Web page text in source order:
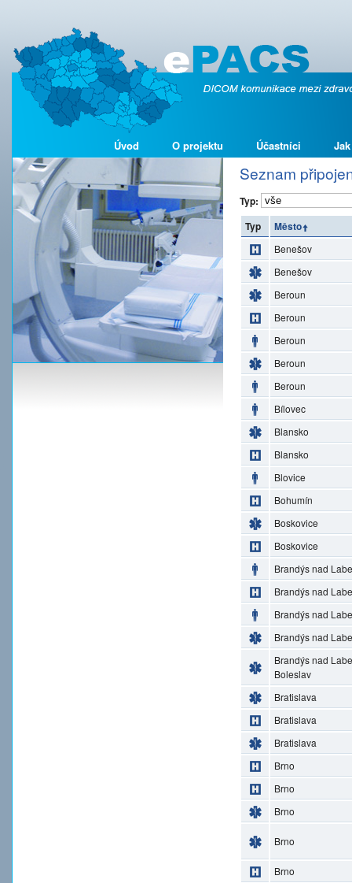
Úvod O projektu Účastníci
Seznam
Typ:
Typ
Město
Benešov
Benešov
Beroun
Beroun
Beroun
Beroun
Beroun
Bílovec
Blansko
Blansko
Blovice
Bohumín
Boskovice
Boskovice
Brandýs nad
Brandýs nad
Brandýs nad
Brandýs nad
Brandýs nad
Boleslav
Bratislava
Bratislava
Bratislava
Brno
Brno
Brno
Brno
Brno